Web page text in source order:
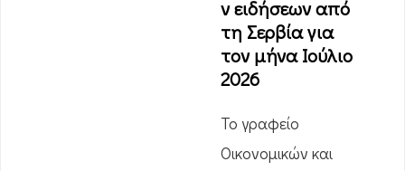
ν ειδήσεων από
τη Σερβία για
τον μήνα Ιούλιο
2026
Το γραφείο
Οικονομικών και